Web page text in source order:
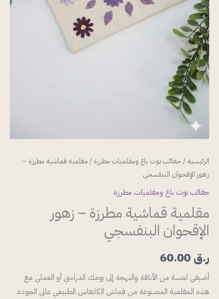
الرئيسية /حقائب توت باغ ومقلميات مطرزة / مقلمية قماشية مطرزة –
زهور الإقحوان البنفسجي
حقائب توت باغ ومقلميات مطرزة
مقلمية قماشية مطرزة – زهور
الإقحوان البنفسجي
ر.ق
أضيفي لمسة من الأناقة والبهجة إلى يومك الدراسي أو العملي مع
هذه المقلمية المصنوعة من قماش الكانفاس الطبيعي عالي الجودة.